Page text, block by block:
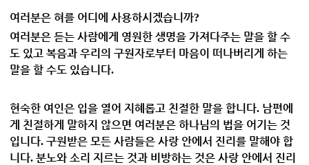
여러분은 혀를 어디에 사용하시겠습니까?
여러분은 듣는 사람에게 영원한 생명을 가져다주는 말을 할 수
도 있고 복음과 우리의 구원자로부터 마음이 떠나버리게 하는
말을 할 수도 있습니다.
현숙한 여인은 입을 열어 지혜롭고 친절한 말을 합니다. 남편에
게 친절하게 말하지 않으면 여러분은 하나님의 법을 어기는 것
입니다. 구원받은 모든 사람들은 사랑 안에서 진리를 말해야 합
니다. 분노와 소리 지르는 것과 비방하는 것은 사랑 안에서 진리